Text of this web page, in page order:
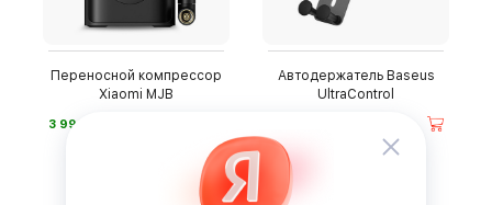
Переносной компрессор
Xiaomi MJB
3 990
Автодержатель Baseus
UltraControl